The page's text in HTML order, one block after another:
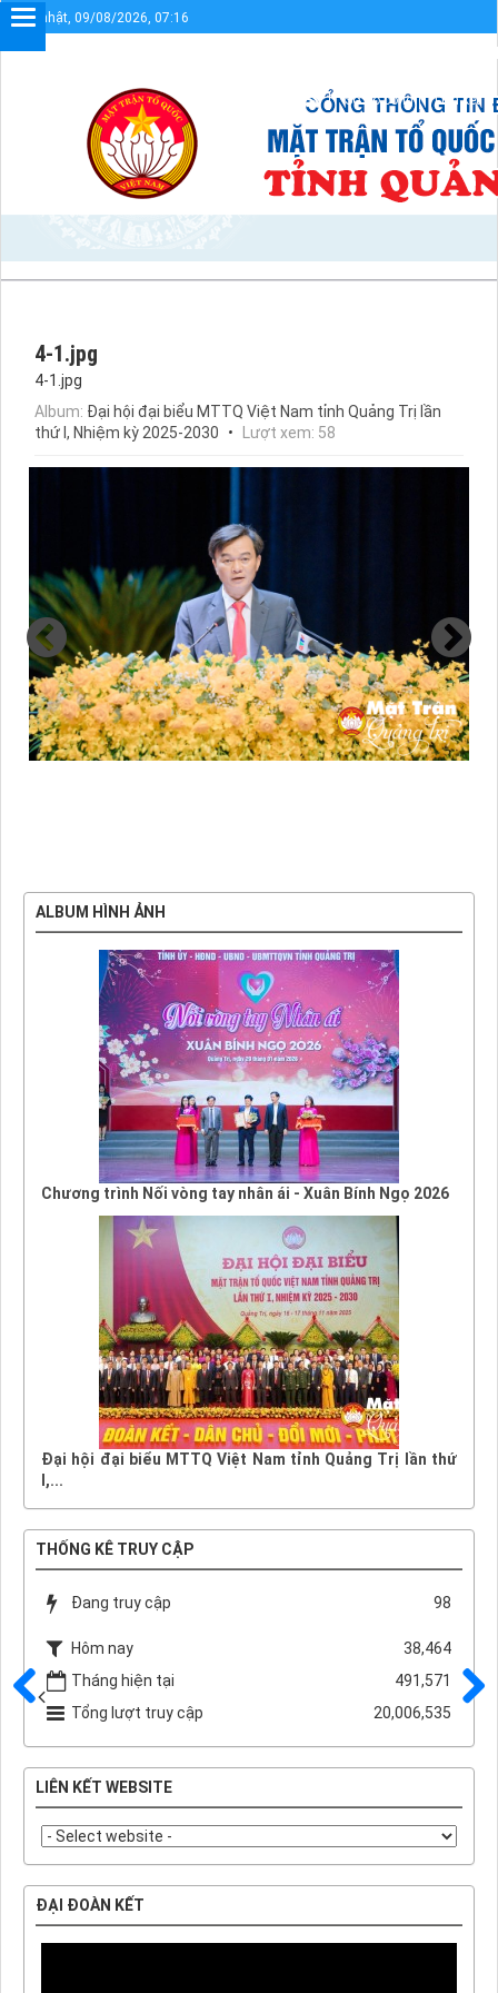
Chủ nhật, 09/08/2026, 07:16
Sơ đồ cổng Liên kết
4-1.jpg
4-1.jpg
Album: Đại hội đại biểu MTTQ Việt Nam tỉnh Quảng Trị lần
thứ I, Nhiệm kỳ 2025-2030
Lượt xem: 58
ALBUM HÌNH ẢNH
Chương trình Nối vòng tay nhân ái - Xuân Bính Ngọ 2026
Đại hội đại biểu MTTQ Việt Nam tỉnh Quảng Trị lần thứ
I,...
THỐNG KÊ TRUY CẬP
Đang truy cập 98
Hôm nay
38,464
Tháng hiện tại
491,571
Tổng lượt truy cập
20,006,535
LIÊN KẾT WEBSITE
ĐẠI ĐOÀN KẾT
Sau
Trước